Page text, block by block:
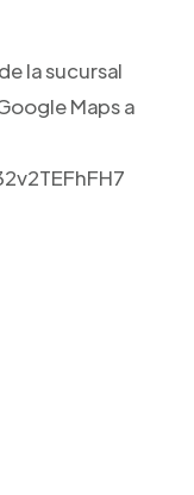
la sucursal
Maps a